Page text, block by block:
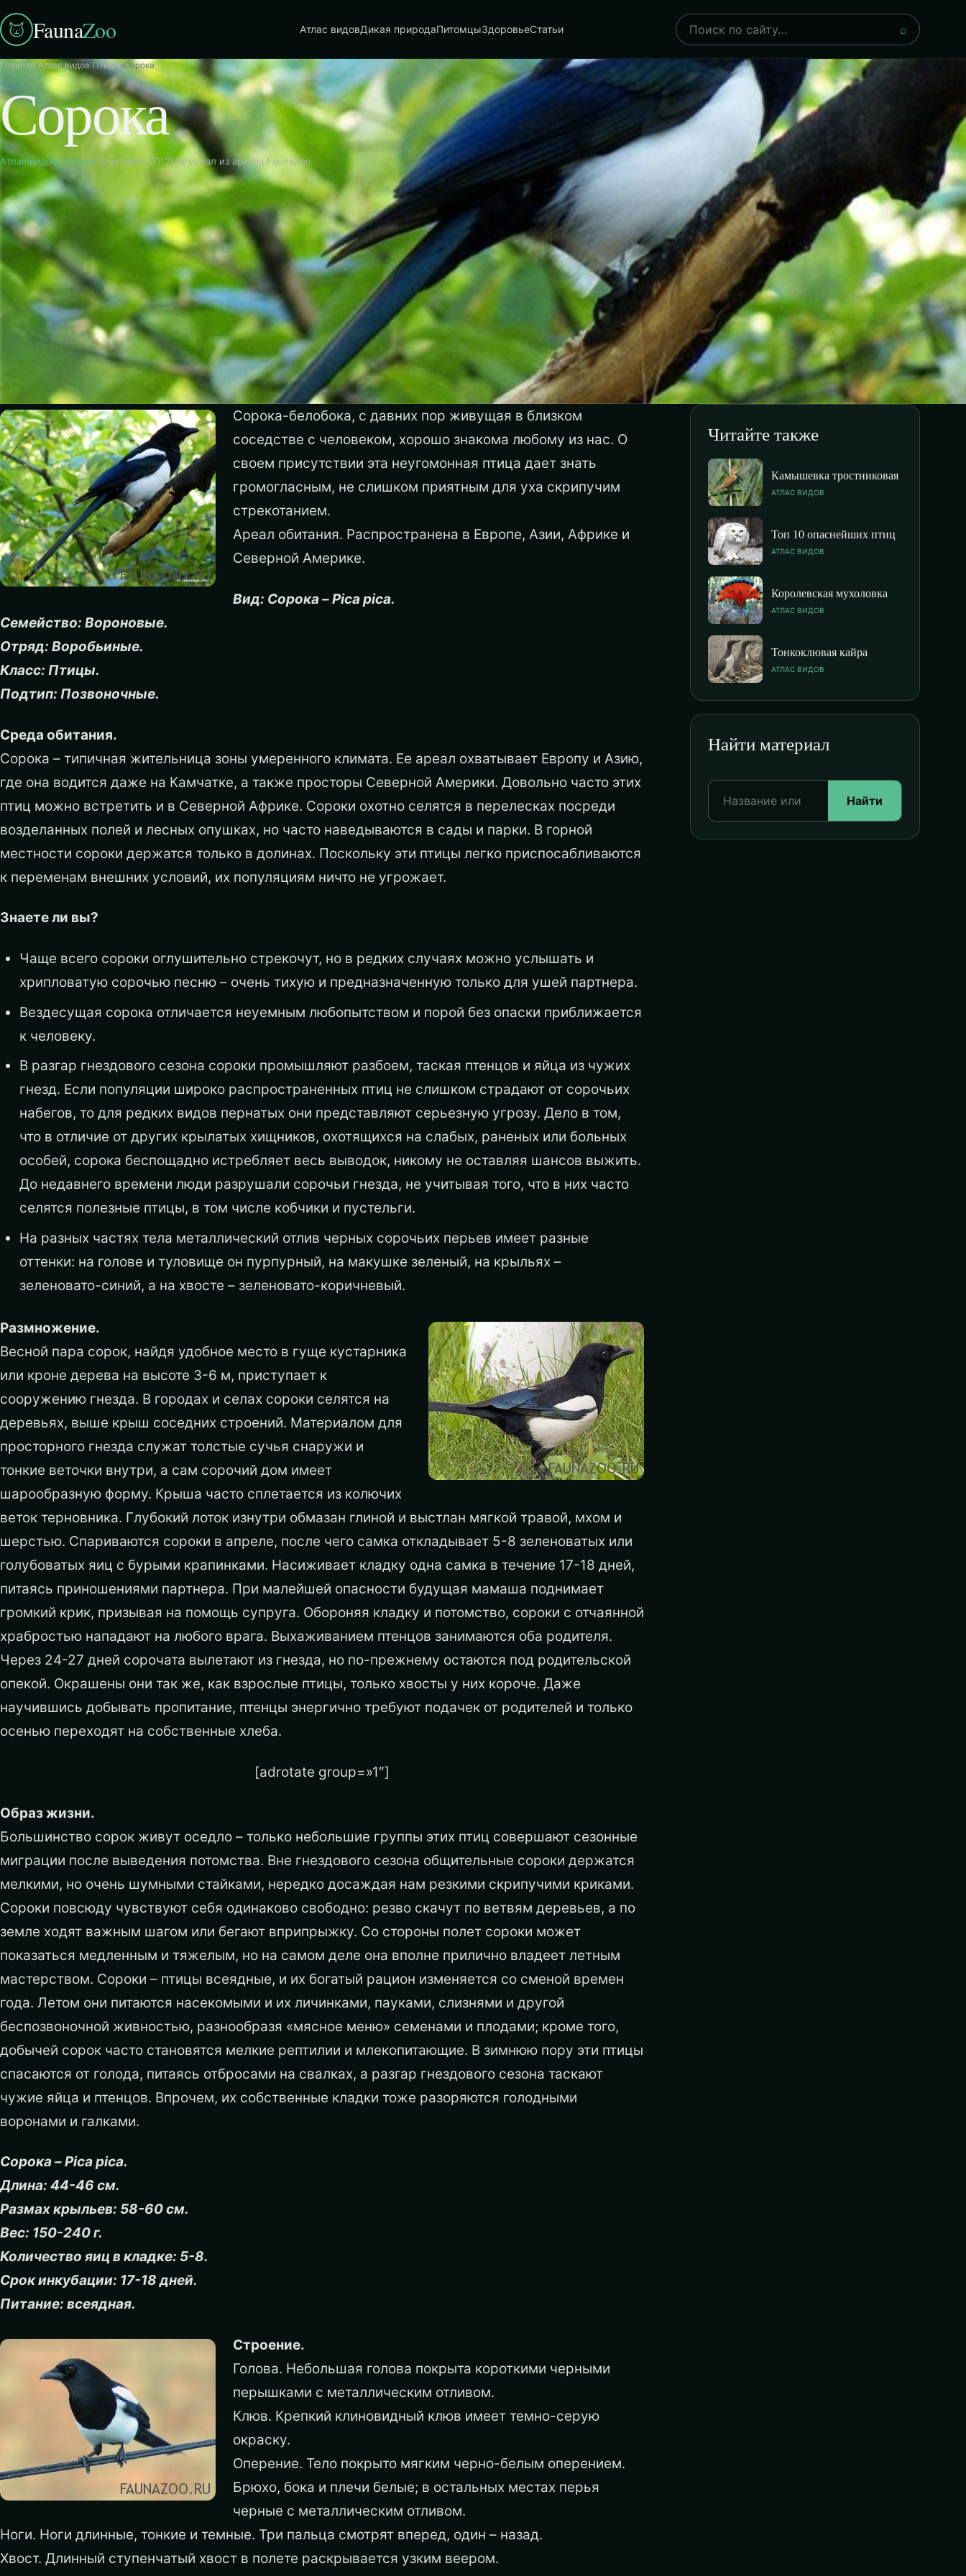
FaunaZoo Атлас видовДикая природаПитомцыЗдоровьеСтатьи
Поиск
⌕
Главная›Атлас видов›Птицы›Сорока
Сорока
Атлас видов·Птицы18 октября 2012Материал из архива FaunaZoo
Сорока-белобока, с давних пор живущая в близком
соседстве с человеком, хорошо знакома любому из нас. О
своем присутствии эта неугомонная птица дает знать
громогласным, не слишком приятным для уха скрипучим
стрекотанием.
Ареал обитания. Распространена в Европе, Азии, Африке и
Северной Америке.
Вид: Сорока – Pica pica.
Семейство: Вороновые.
Отряд: Воробьиные.
Класс: Птицы.
Подтип: Позвоночные.
Среда обитания.
Сорока – типичная жительница зоны умеренного климата. Ее ареал охватывает Европу и Азию,
где она водится даже на Камчатке, а также просторы Северной Америки. Довольно часто этих
птиц можно встретить и в Северной Африке. Сороки охотно селятся в перелесках посреди
возделанных полей и лесных опушках, но часто наведываются в сады и парки. В горной
местности сороки держатся только в долинах. Поскольку эти птицы легко приспосабливаются
к переменам внешних условий, их популяциям ничто не угрожает.
Знаете ли вы?
Чаще всего сороки оглушительно стрекочут, но в редких случаях можно услышать и
хрипловатую сорочью песню – очень тихую и предназначенную только для ушей партнера.
Вездесущая сорока отличается неуемным любопытством и порой без опаски приближается
к человеку.
В разгар гнездового сезона сороки промышляют разбоем, таская птенцов и яйца из чужих
гнезд. Если популяции широко распространенных птиц не слишком страдают от сорочьих
набегов, то для редких видов пернатых они представляют серьезную угрозу. Дело в том,
что в отличие от других крылатых хищников, охотящихся на слабых, раненых или больных
особей, сорока беспощадно истребляет весь выводок, никому не оставляя шансов выжить.
До недавнего времени люди разрушали сорочьи гнезда, не учитывая того, что в них часто
селятся полезные птицы, в том числе кобчики и пустельги.
На разных частях тела металлический отлив черных сорочьих перьев имеет разные
оттенки: на голове и туловище он пурпурный, на макушке зеленый, на крыльях –
зеленовато-синий, а на хвосте – зеленовато-коричневый.
Размножение.
Весной пара сорок, найдя удобное место в гуще кустарника
или кроне дерева на высоте 3-6 м, приступает к
сооружению гнезда. В городах и селах сороки селятся на
деревьях, выше крыш соседних строений. Материалом для
просторного гнезда служат толстые сучья снаружи и
тонкие веточки внутри, а сам сорочий дом имеет
шарообразную форму. Крыша часто сплетается из колючих
веток терновника. Глубокий лоток изнутри обмазан глиной и выстлан мягкой травой, мхом и
шерстью. Спариваются сороки в апреле, после чего самка откладывает 5-8 зеленоватых или
голубоватых яиц с бурыми крапинками. Насиживает кладку одна самка в течение 17-18 дней,
питаясь приношениями партнера. При малейшей опасности будущая мамаша поднимает
громкий крик, призывая на помощь супруга. Обороняя кладку и потомство, сороки с отчаянной
храбростью нападают на любого врага. Выхаживанием птенцов занимаются оба родителя.
Через 24-27 дней сорочата вылетают из гнезда, но по-прежнему остаются под родительской
опекой. Окрашены они так же, как взрослые птицы, только хвосты у них короче. Даже
научившись добывать пропитание, птенцы энергично требуют подачек от родителей и только
осенью переходят на собственные хлеба.
[adrotate group=»1″]
Образ жизни.
Большинство сорок живут оседло – только небольшие группы этих птиц совершают сезонные
миграции после выведения потомства. Вне гнездового сезона общительные сороки держатся
мелкими, но очень шумными стайками, нередко досаждая нам резкими скрипучими криками.
Сороки повсюду чувствуют себя одинаково свободно: резво скачут по ветвям деревьев, а по
земле ходят важным шагом или бегают вприпрыжку. Со стороны полет сороки может
показаться медленным и тяжелым, но на самом деле она вполне прилично владеет летным
мастерством. Сороки – птицы всеядные, и их богатый рацион изменяется со сменой времен
года. Летом они питаются насекомыми и их личинками, пауками, слизнями и другой
беспозвоночной живностью, разнообразя «мясное меню» семенами и плодами; кроме того,
добычей сорок часто становятся мелкие рептилии и млекопитающие. В зимнюю пору эти птицы
спасаются от голода, питаясь отбросами на свалках, а разгар гнездового сезона таскают
чужие яйца и птенцов. Впрочем, их собственные кладки тоже разоряются голодными
воронами и галками.
Сорока – Pica pica.
Длина: 44-46 см.
Размах крыльев: 58-60 см.
Вес: 150-240 г.
Количество яиц в кладке: 5-8.
Срок инкубации: 17-18 дней.
Питание: всеядная.
Строение.
Голова. Небольшая голова покрыта короткими черными
перышками с металлическим отливом.
Клюв. Крепкий клиновидный клюв имеет темно-серую
окраску.
Оперение. Тело покрыто мягким черно-белым оперением.
Брюхо, бока и плечи белые; в остальных местах перья
черные с металлическим отливом.
Ноги. Ноги длинные, тонкие и темные. Три пальца смотрят вперед, один – назад.
Хвост. Длинный ступенчатый хвост в полете раскрывается узким веером.
Читайте также
Камышевка тростниковая
АТЛАС ВИДОВ
Топ 10 опаснейших птиц
АТЛАС ВИДОВ
Королевская мухоловка
АТЛАС ВИДОВ
Тонкоклювая кайра
АТЛАС ВИДОВ
Найти материал
Найти